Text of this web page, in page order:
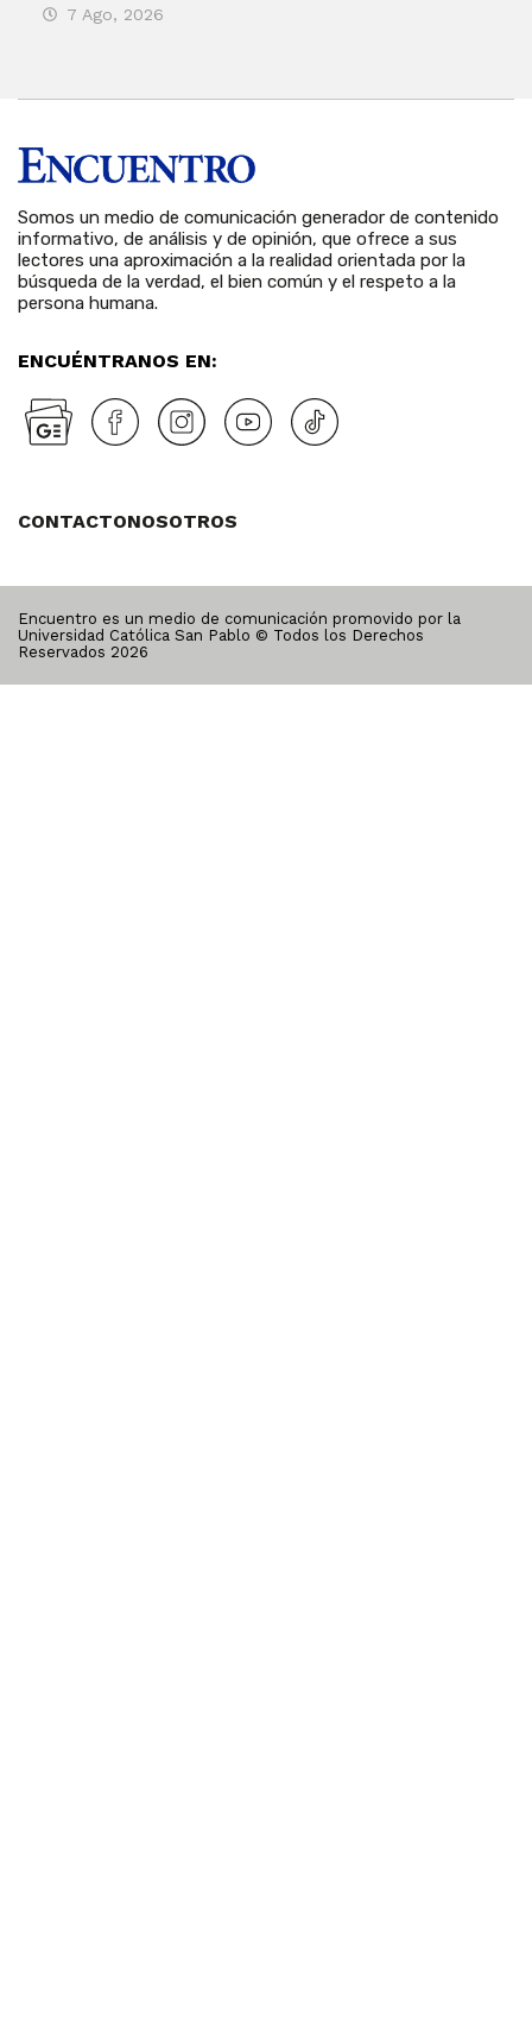
7 Ago, 2026
Somos un medio de comunicación generador de contenido
informativo, de análisis y de opinión, que ofrece a sus
lectores una aproximación a la realidad orientada por la
búsqueda de la verdad, el bien común y el respeto a la
persona humana.
ENCUÉNTRANOS EN:
CONTACTONOSOTROS
Encuentro es un medio de comunicación promovido por la
Universidad Católica San Pablo © Todos los Derechos
Reservados 2026